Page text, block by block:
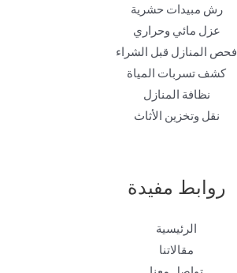
رش مبيدات حشرية
عزل مائي وحراري
فحص المنازل قبل الشراء
كشف تسربات المياة
نظافة المنازل
نقل وتخزين الأثاث
روابط مفيدة
الرئيسية
مقالاتنا